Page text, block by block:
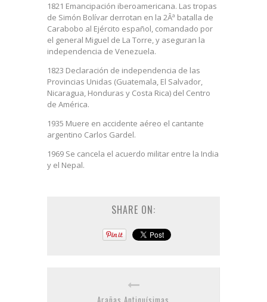
1821 Emancipación iberoamericana. Las tropas
de Simón Bolívar derrotan en la 2Âª batalla de
Carabobo al Ejército español, comandado por
el general Miguel de La Torre, y aseguran la
independencia de Venezuela.
1823 Declaración de independencia de las
Provincias Unidas (Guatemala, El Salvador,
Nicaragua, Honduras y Costa Rica) del Centro
de América.
1935 Muere en accidente aéreo el cantante
argentino Carlos Gardel.
1969 Se cancela el acuerdo militar entre la India
y el Nepal.
SHARE ON:
Arañas Antiquísimas